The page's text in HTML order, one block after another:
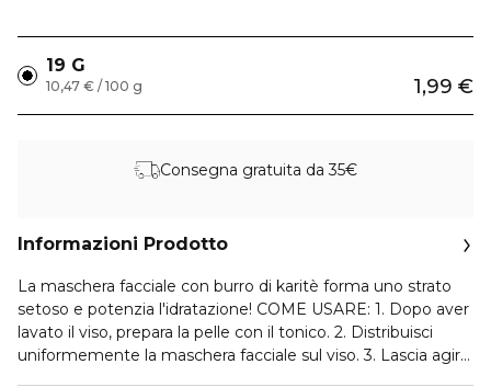
19 G
1,99 €
10,47 € / 100 g
Consegna gratuita da 35€
Informazioni Prodotto
La maschera facciale con burro di karitè forma uno strato
setoso e potenzia l'idratazione! COME USARE: 1. Dopo aver
lavato il viso, prepara la pelle con il tonico. 2. Distribuisci
uniformemente la maschera facciale sul viso. 3. Lascia agire